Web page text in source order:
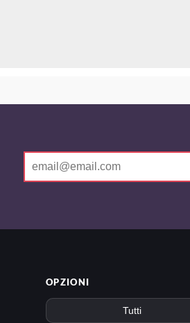
OPZIONI